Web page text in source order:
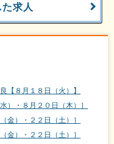
求人
【８月１８日（火）】
・８月２０日（木）］
金）・２２日（土）］
）・２２日（土）］